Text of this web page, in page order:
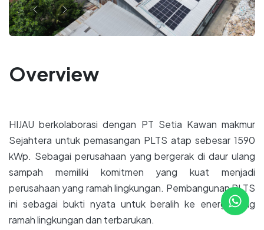
Sebelumnya
Berikutnya
Overview
HIJAU berkolaborasi dengan PT Setia Kawan makmur
Sejahtera untuk pemasangan PLTS atap sebesar 1590
kWp. Sebagai perusahaan yang bergerak di daur ulang
sampah memiliki komitmen yang kuat menjadi
perusahaan yang ramah lingkungan. Pembangunan PLTS
ini sebagai bukti nyata untuk beralih ke energi yang
ramah lingkungan dan terbarukan.